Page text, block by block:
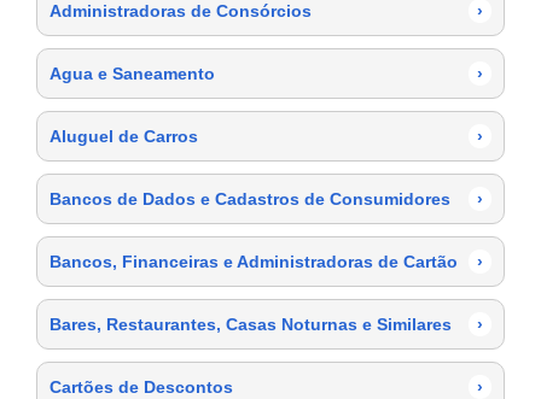
Administradoras de Consórcios ›
Agua e Saneamento ›
Aluguel de Carros ›
Bancos de Dados e Cadastros de Consumidores ›
Bancos, Financeiras e Administradoras de Cartão ›
Bares, Restaurantes, Casas Noturnas e Similares ›
Cartões de Descontos ›